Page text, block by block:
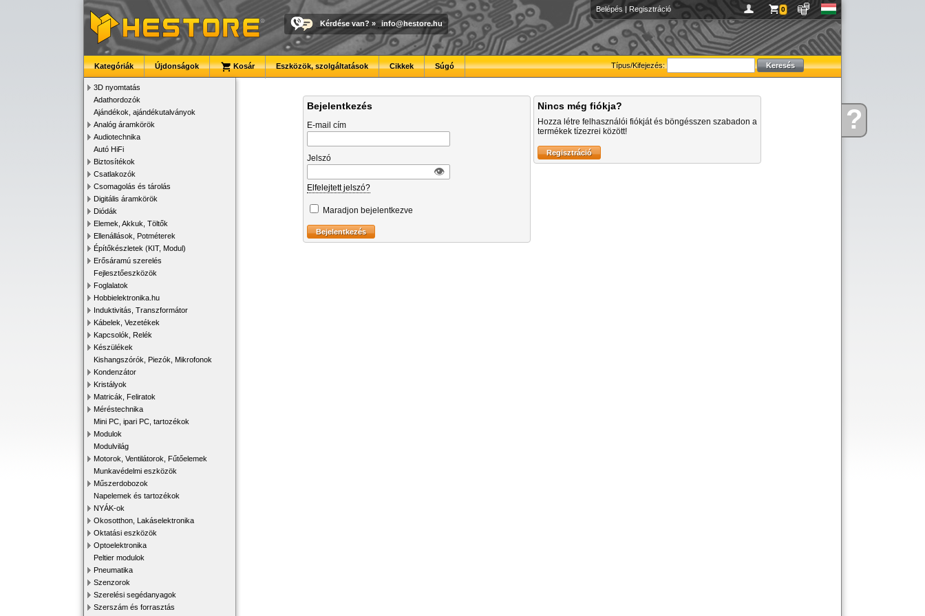
Kérdése?
Belépés | Regisztráció 0
Kérdése van? » info@hestore.hu
Típus/Kifejezés:
Kategóriák Újdonságok Kosár Eszközök, szolgáltatások Cikkek Súgó
3D nyomtatás
Adathordozók
Ajándékok, ajándékutalványok
Analóg áramkörök
Audiotechnika
Autó HiFi
Biztosítékok
Csatlakozók
Csomagolás és tárolás
Digitális áramkörök
Diódák
Elemek, Akkuk, Töltők
Ellenállások, Potméterek
Építőkészletek (KIT, Modul)
Erősáramú szerelés
Fejlesztőeszközök
Foglalatok
Hobbielektronika.hu
Induktivitás, Transzformátor
Kábelek, Vezetékek
Kapcsolók, Relék
Készülékek
Kishangszórók, Piezók, Mikrofonok
Kondenzátor
Kristályok
Matricák, Feliratok
Méréstechnika
Mini PC, ipari PC, tartozékok
Modulok
Modulvilág
Motorok, Ventilátorok, Fűtőelemek
Munkavédelmi eszközök
Műszerdobozok
Napelemek és tartozékok
NYÁK-ok
Okosotthon, Lakáselektronika
Oktatási eszközök
Optoelektronika
Peltier modulok
Pneumatika
Szenzorok
Szerelési segédanyagok
Szerszám és forrasztás
Bejelentkezés
E-mail cím
Jelszó
👁︎
Elfelejtett jelszó?
Maradjon bejelentkezve
Nincs még fiókja?
Hozza létre felhasználói fiókját és böngésszen szabadon a
termékek tízezrei között!